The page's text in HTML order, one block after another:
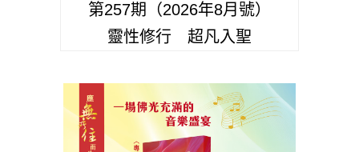
第257期（2026年8月號）
靈性修行 超凡入聖